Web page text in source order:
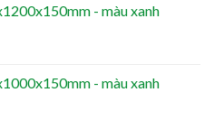
- màu xanh
- màu xanh